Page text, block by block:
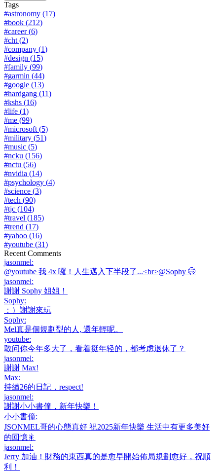
Tags
#astronomy (17)
#book (212)
#career(6)
#cht (2)
#company (1)
#design (15)
#family (99)
#garmin (44)
#google (13)
#hardgang (11)
#kshs (16)
#life (1)
#me (99)
#microsoft (5)
#military (51)
#music (5)
#ncku (156)
#nctu (56)
#nvidia (14)
#psychology (4)
#science (3)
#tech (90)
#tjc (104)
#travel (185)
#trend (17)
#yahoo (16)
#youtube (31)
Recent Comments
jasonmel:
@youtube 我 4x 囉！人生邁入下半段了...<br>@Sophy 🤭
jasonmel:
謝謝 Sophy 姐姐！
Sophy:
：）謝謝來玩
Sophy:
Mel真是個規劃型的人, 還年輕呢。
youtube:
敢问你今年多大了，看着挺年轻的，都考虑退休了？
jasonmel:
謝謝 Max!
Max:
持續26的日記，respect!
jasonmel:
謝謝小小書僮，新年快樂！
小小書僮:
JSONMEL哥的心態真好 祝2025新年快樂 生活中有更多美好
的回憶🎇
jasonmel:
Jerry 加油！財務的東西真的是愈早開始佈局規劃愈好，祝順
利！